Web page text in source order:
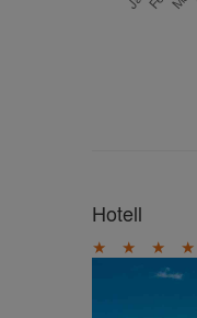
Hotell
★ ★ ★ ★